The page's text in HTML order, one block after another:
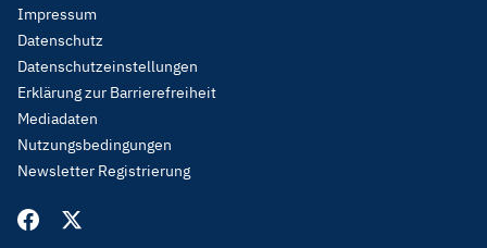
Footer
Menu
Legal
Impressum
Datenschutz
Datenschutzeinstellungen
Erklärung zur Barrierefreiheit
Mediadaten
Nutzungsbedingungen
Newsletter Registrierung